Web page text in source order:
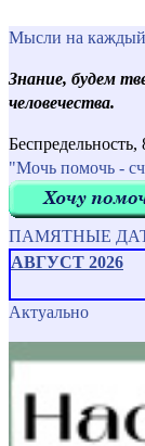
Мысли на каждый
Знание, будем
человечества.
Беспредельность,
"Мочь помочь -
ПАМЯТНЫЕ
АВГУСТ 2026
Актуально